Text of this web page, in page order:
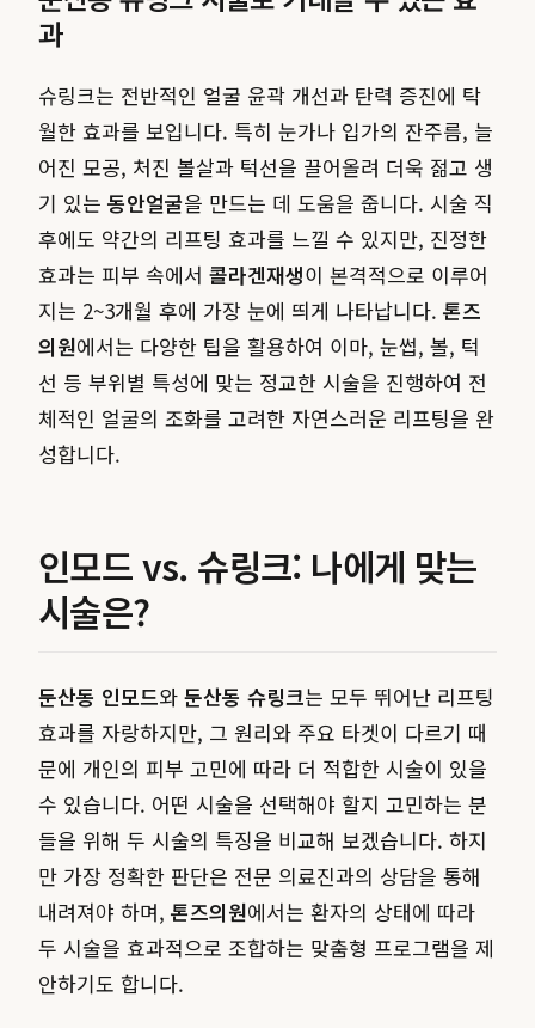
과
슈링크는 전반적인 얼굴 윤곽 개선과 탄력 증진에 탁
월한 효과를 보입니다. 특히 눈가나 입가의 잔주름, 늘
어진 모공, 처진 볼살과 턱선을 끌어올려 더욱 젊고 생
기 있는 동안얼굴을 만드는 데 도움을 줍니다. 시술 직
후에도 약간의 리프팅 효과를 느낄 수 있지만, 진정한
효과는 피부 속에서 콜라겐재생이 본격적으로 이루어
지는 2~3개월 후에 가장 눈에 띄게 나타납니다. 톤즈
의원에서는 다양한 팁을 활용하여 이마, 눈썹, 볼, 턱
선 등 부위별 특성에 맞는 정교한 시술을 진행하여 전
체적인 얼굴의 조화를 고려한 자연스러운 리프팅을 완
성합니다.
인모드 vs. 슈링크: 나에게 맞는
시술은?
둔산동 인모드와 둔산동 슈링크는 모두 뛰어난 리프팅
효과를 자랑하지만, 그 원리와 주요 타겟이 다르기 때
문에 개인의 피부 고민에 따라 더 적합한 시술이 있을
수 있습니다. 어떤 시술을 선택해야 할지 고민하는 분
들을 위해 두 시술의 특징을 비교해 보겠습니다. 하지
만 가장 정확한 판단은 전문 의료진과의 상담을 통해
내려져야 하며, 톤즈의원에서는 환자의 상태에 따라
두 시술을 효과적으로 조합하는 맞춤형 프로그램을 제
안하기도 합니다.